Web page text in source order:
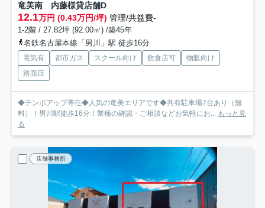
竜美南 内藤様貸店舗D
12.1万円 (0.43万円/坪) 管理/共益費-
1-2階 / 27.82坪 (92.00㎡) /築45年
名鉄名古屋本線「男川」駅 徒歩16分
電気有 都市ガス スクール向け 飲食店可
物販向け
路面店
◆テンポアップ専任◆人気の竜美エリアです◆共有駐車場7台あり（無
料）！男川駅徒歩16分！業種の確認・ご相談などお気軽にお... もっと見
る
店舗事務所